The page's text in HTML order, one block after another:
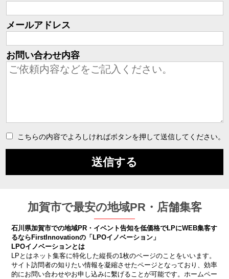
メールアドレス
お問い合わせ内容
こちらの内容でよろしければボタンを押して送信してください。
加賀市で最安の地域PR・店舗集客
石川県加賀市での地域PR・イベント告知を低価格でLPにWEB集客す
るならFirstInnovationの「LPOイノベーション」
LPOイノベーションとは
LPとはネット集客に特化した縦長の1枚のページのことをいいます。
サイト訪問者の知りたい情報を凝縮させたページとなっており、効率
的にお問い合わせやお申し込みに繫げることが可能です。ホームペー